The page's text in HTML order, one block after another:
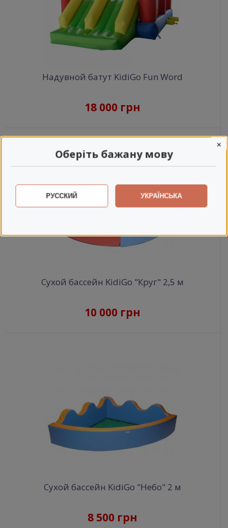
Надувной батут KidiGo Fun Word
18 000 грн
Сухой бассейн KidiGo "Круг" 2,5 м
10 000 грн
Сухой бассейн KidiGo "Небо" 2 м
8 500 грн
Оберіть бажану мову
×
РУССКИЙ УКРАЇНСЬКА